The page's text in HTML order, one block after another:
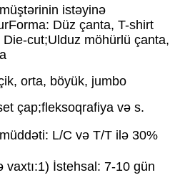
istəyinə
Forma: Düz çanta, T-shirt
Die-cut;Ulduz möhürlü çanta,
orta, böyük, jumbo
çap;fleksoqrafiya və s.
L/C və T/T ilə 30%
vaxtı:1) İstehsal: 7-10 gün